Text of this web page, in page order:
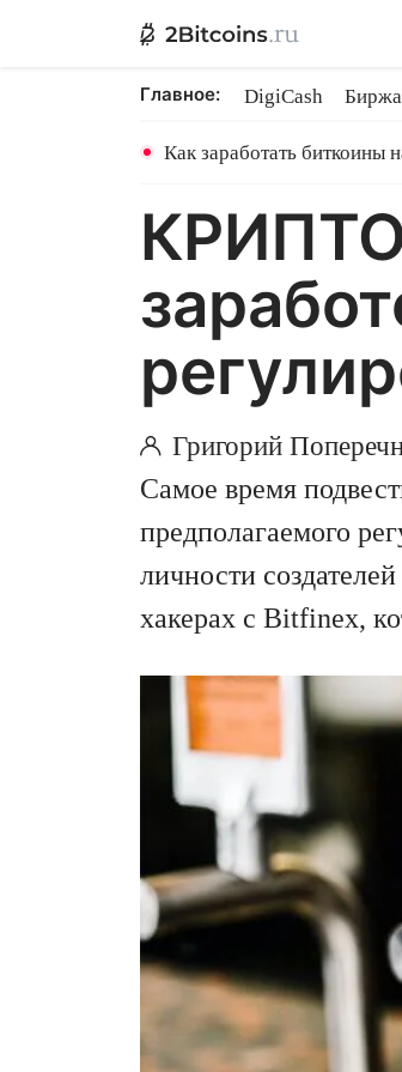
Главное: DigiCash
Как заработать биткоины
Григорий
Самое время
предполагаемого
личности
хакерах с Bitfinex,